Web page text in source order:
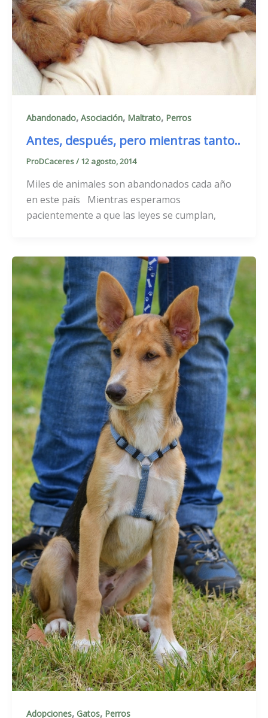
Abandonado, Asociación, Maltrato, Perros
Antes, después, pero mientras tanto..
ProDCaceres/ 12 agosto, 2014
Miles de animales son abandonados cada año
en este país Mientras esperamos
pacientemente a que las leyes se cumplan,
Adopciones, Gatos, Perros